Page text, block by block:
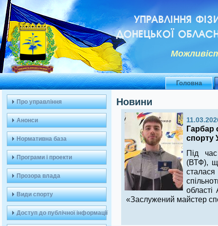
УПРАВЛІННЯ
ДОНЕЦЬКОЇ
Головна
Про управління
Анонси
Нормативна база
Програми і проекти
Прозора влада
Види спорту
Доступ до публічної інформації
Новини
Гарбар
спорту
Під
(ВТФ),
«Заслужений майстер